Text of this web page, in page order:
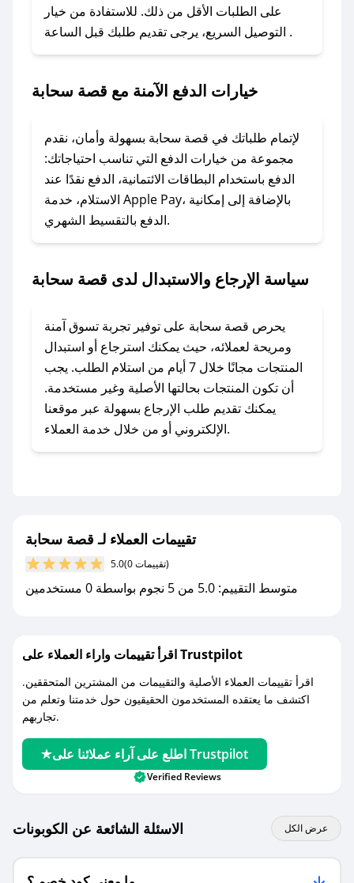
### كيفية استخدام كود خصم قصة سحابة؟
1. انسخ كود الخصم من تطبيق صحصح.
2. الصقه في خانة الدفع عند التسوق من قصة
لا تقلق! يمكنك التواصل مع فريق دعم صحصح عبر
الرسائل الخاصة على تويتر أو البريد الإلكتروني،
وسنقوم بحل المشكلة في أسرع وقت ممكن.
### ماذا أفعل إذا لم أجد كود خصم لمتجري
المفضل؟
مراسلتنا مباشرة وسنعمل على توفير الكوبونات في
### كيف تحصل على كوبونات خصم حصرية من
قصة سحابة؟
للحصول على كوبونات وخصومات حصرية، قم بما
يلي:
- اضغط على أيقونة متابعة لمتجر قصة سحابة في
مع صحصح، تسوق بذكاء ووفّر على كل مشترياتك مع
كوبونات خصم حصرية من قصة سحابة!
على الطلبات الأقل من ذلك. للاستفادة من خيار
التوصيل السريع، يرجى تقديم طلبك قبل الساعة .
خيارات الدفع الآمنة مع قصة سحابة
لإتمام طلباتك في قصة سحابة بسهولة وأمان، نقدم
مجموعة من خيارات الدفع التي تناسب احتياجاتك:
الدفع باستخدام البطاقات الائتمانية، الدفع نقدًا عند
الاستلام، خدمة Apple Pay، بالإضافة إلى إمكانية
الدفع بالتقسيط الشهري.
سياسة الإرجاع والاستبدال لدى قصة سحابة
يحرص قصة سحابة على توفير تجربة تسوق آمنة
ومريحة لعملائه، حيث يمكنك استرجاع أو استبدال
المنتجات مجانًا خلال 7 أيام من استلام الطلب. يجب
أن تكون المنتجات بحالتها الأصلية وغير مستخدمة.
يمكنك تقديم طلب الإرجاع بسهولة عبر موقعنا
الإلكتروني أو من خلال خدمة العملاء.
تقييمات العملاء لـ قصة سحابة
5.0 (0 تقييمات)
متوسط التقييم: 5.0 من 5 نجوم بواسطة 0 مستخدمين
اقرأ تقييمات واراء العملاء على Trustpilot
اقرأ تقييمات العملاء الأصلية والتقييمات من المشترين المتحققين.
اكتشف ما يعتقده المستخدمون الحقيقيون حول خدمتنا وتعلم من
تجاربهم.
اطلع على آراء عملائنا على Trustpilot
Verified Reviews
الاسئلة الشائعة عن الكوبونات عرض الكل